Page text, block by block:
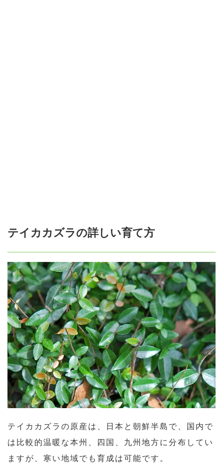
テイカカズラの詳しい育て方
テイカカズラの原産は、日本と朝鮮半島で、国内で
は比較的温暖な本州、四国、九州地方に分布してい
ますが、寒い地域でも育成は可能です。